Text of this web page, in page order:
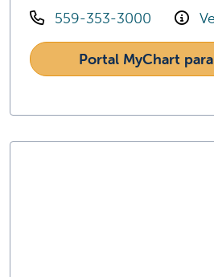
559-353-3000
Portal MyChart